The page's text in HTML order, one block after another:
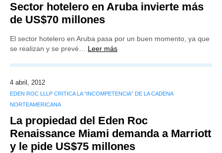
Sector hotelero en Aruba invierte más
de US$70 millones
El sector hotelero en Aruba pasa por un buen momento, ya que
se realizan y se prevé… Leer más
4 abril, 2012
EDEN ROC LLLP CRITICA LA “INCOMPETENCIA” DE LA CADENA
NORTEAMERICANA
La propiedad del Eden Roc
Renaissance Miami demanda a Marriott
y le pide US$75 millones